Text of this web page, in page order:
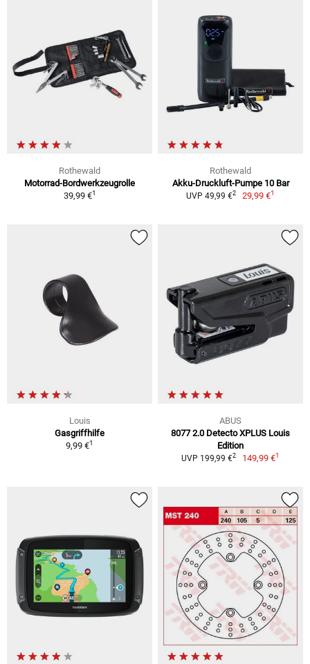
Rothewald
Motorrad-Bordwerkzeugrolle
39,99 €1
Rothewald
Akku-Druckluft-Pumpe 10 Bar
UVP 49,99 €2 29,99 €1
Louis
Gasgriffhilfe
9,99 €1
ABUS
8077 2.0 Detecto XPLUS Louis
Edition
UVP 199,99 €2 149,99 €1